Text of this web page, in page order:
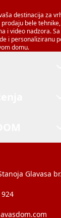
destinacija za
bele
i video nadzora.
i personaliziranu
domu.
Glavasa